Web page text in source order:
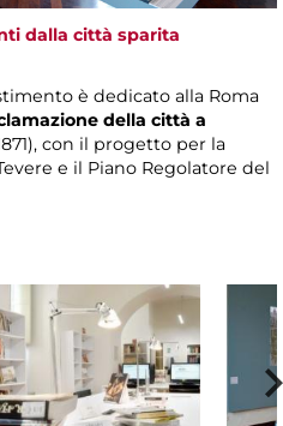
dalla città sparita
è dedicato alla Roma
della città a
con il progetto per la
e il Piano Regolatore del